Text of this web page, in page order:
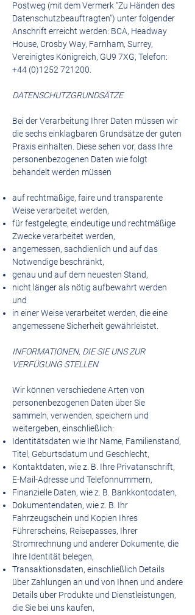
Postweg (mit dem Vermerk "Zu Händen des
Datenschutzbeauftragten") unter folgender
Anschrift erreicht werden: BCA, Headway
House, Crosby Way, Farnham, Surrey,
Vereinigtes Königreich, GU9 7XG, Telefon:
+44 (0)1252 721200
DATENSCHUTZGRUNDSÄTZE
Bei der Verarbeitung Ihrer Daten müssen wir
die sechs einklagbaren Grundsätze der guten
Praxis einhalten. Diese sehen vor, dass Ihre
personenbezogenen Daten wie folgt
behandelt werden müssen
auf rechtmäßige, faire und transparente
Weise verarbeitet werden,
für festgelegte, eindeutige und rechtmäßige
Zwecke verarbeitet werden,
angemessen, sachdienlich und auf das
Notwendige beschränkt,
genau und auf dem neuesten Stand,
nicht länger als nötig aufbewahrt werden
und
in einer Weise verarbeitet werden, die eine
angemessene Sicherheit gewährleistet.
INFORMATIONEN, DIE SIE UNS ZUR
VERFÜGUNG STELLEN
Wir können verschiedene Arten von
personenbezogenen Daten über Sie
sammeln, verwenden, speichern und
weitergeben, einschließlich:
Identitätsdaten wie Ihr Name, Familienstand,
Titel, Geburtsdatum und Geschlecht,
Kontaktdaten, wie z. B. Ihre Privatanschrift,
E-Mail-Adresse und Telefonnummern,
Finanzielle Daten, wie z. B. Bankkontodaten,
Dokumentendaten, wie z. B. Ihr
Fahrzeugschein und Kopien Ihres
Führerscheins, Reisepasses, Ihrer
Stromrechnung und anderer Dokumente, die
Ihre Identität belegen,
Transaktionsdaten, einschließlich Details
über Zahlungen an und von Ihnen und andere
Details über Produkte und Dienstleistungen,
die Sie bei uns kaufen,